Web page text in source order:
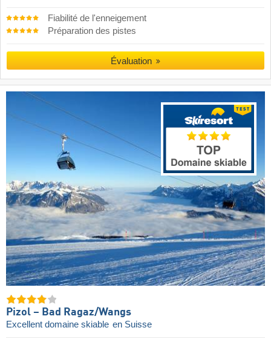
Fiabilité de l'enneigement
Préparation des pistes
Évaluation
Pizol – Bad Ragaz/​Wangs
Excellent domaine skiable en Suisse